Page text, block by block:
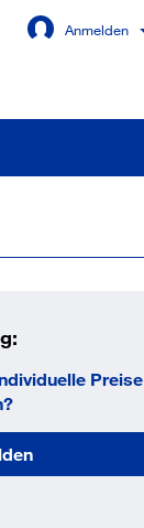
Anmelden
Preise